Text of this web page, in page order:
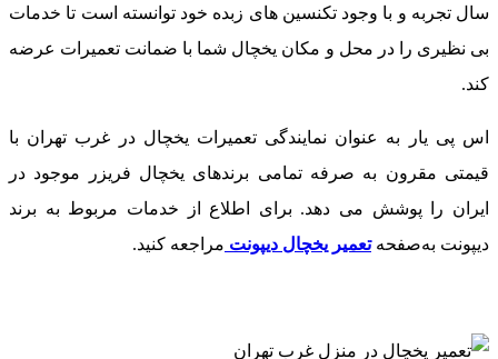
سال تجربه و با وجود تکنسین های زبده خود توانسته است تا خدمات
بی نظیری را در محل و مکان یخچال شما با ضمانت تعمیرات عرضه
کند.
اس پی یار به عنوان نمایندگی تعمیرات یخچال در غرب تهران با
قیمتی مقرون به صرفه تمامی برندهای یخچال فریزر موجود در
ایران را پوشش می دهد. برای اطلاع از خدمات مربوط به برند
دیپونت به‌صفحهتعمیر یخچال دیپونت مراجعه کنید.